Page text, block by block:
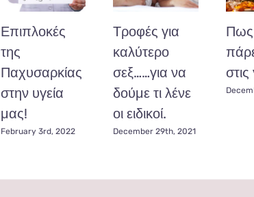
Επιπλοκές
της
Παχυσαρκίας
στην υγεία
μας!
February 3rd, 2022
Τροφές για
καλύτερο
σεξ……για να
δούμε τι λένε
οι ειδικοί.
December 29th, 2021
Πως
στις